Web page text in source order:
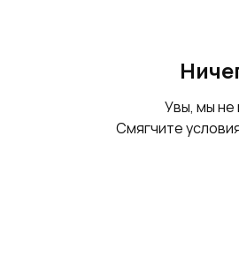
Увы, мы не
Смягчите